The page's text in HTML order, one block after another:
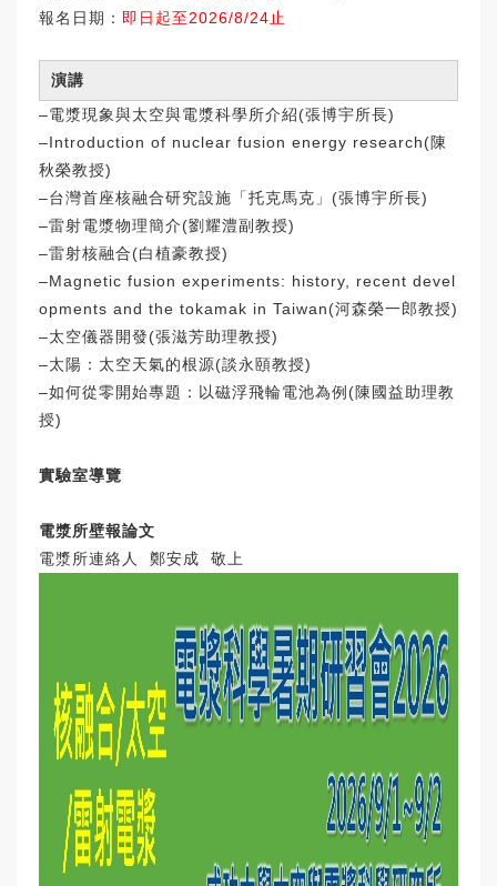
報名日期： 即日起至2026/8/24止
演講
‒電漿現象與太空與電漿科學所介紹(張博宇所長)
‒Introduction of nuclear fusion energy research(陳
秋榮教授)
‒台灣首座核融合研究設施「托克馬克」(張博宇所長)
‒雷射電漿物理簡介(劉耀澧副教授)
‒雷射核融合(白植豪教授)
‒Magnetic fusion experiments: history, recent devel
opments and the tokamak in Taiwan(河森榮一郎教授)
‒太空儀器開發(張滋芳助理教授)
‒太陽：太空天氣的根源(談永頤教授)
‒如何從零開始專題：以磁浮飛輪電池為例(陳國益助理教
授)
實驗室導覽
電漿所壁報論文
電漿所連絡人 鄭安成 敬上